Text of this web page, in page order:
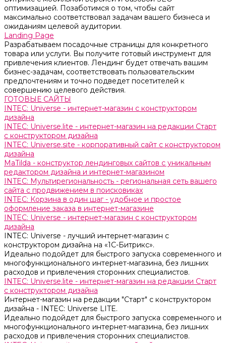
оптимизацией. Позаботимся о том, чтобы сайт
максимально соответствовал задачам вашего бизнеса и
ожиданиям целевой аудитории.
Landing Page
Разрабатываем посадочные страницы для конкретного
товара или услуги. Вы получите готовый инструмент для
привлечения клиентов. Лендинг будет отвечать вашим
бизнес-задачам, соответствовать пользовательским
предпочтениям и точно подведет посетителей к
совершению целевого действия.
ГОТОВЫЕ САЙТЫ
INTEC: Universe - интернет-магазин с конструктором
дизайна
INTEC: Universe.lite - интернет-магазин на редакции Старт
с конструктором дизайна
INTEC: Universe.site - корпоративный сайт с конструктором
дизайна
MaTilda - конструктор лендинговых сайтов с уникальным
редактором дизайна и интернет-магазином
INTEC: Мультирегиональность - региональная сеть вашего
сайта с продвижением в поисковиках
INTEC: Корзина в один шаг - удобное и простое
оформление заказа в интернет-магазине
INTEC: Universe - интернет-магазин с конструктором
дизайна
INTEC: Universe - лучший интернет-магазин с
конструктором дизайна на «1C-Битрикс».
Идеально подойдет для быстрого запуска современного и
многофункционального интернет-магазина, без лишних
расходов и привлечения сторонних специалистов.
INTEC: Universe.lite - интернет-магазин на редакции Старт
с конструктором дизайна
Интернет-магазин на редакции "Старт" с конструктором
дизайна - INTEC: Universe LITE.
Идеально подойдет для быстрого запуска современного и
многофункционального интернет-магазина, без лишних
расходов и привлечения сторонних специалистов.